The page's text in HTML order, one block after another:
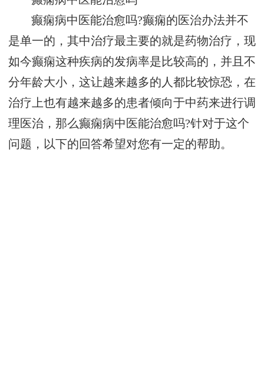
癫痫病中医能治愈吗?癫痫的医治办法并不
是单一的，其中治疗最主要的就是药物治疗，现
如今癫痫这种疾病的发病率是比较高的，并且不
分年龄大小，这让越来越多的人都比较惊恐，在
治疗上也有越来越多的患者倾向于中药来进行调
理医治，那么癫痫病中医能治愈吗?针对于这个
问题，以下的回答希望对您有一定的帮助。